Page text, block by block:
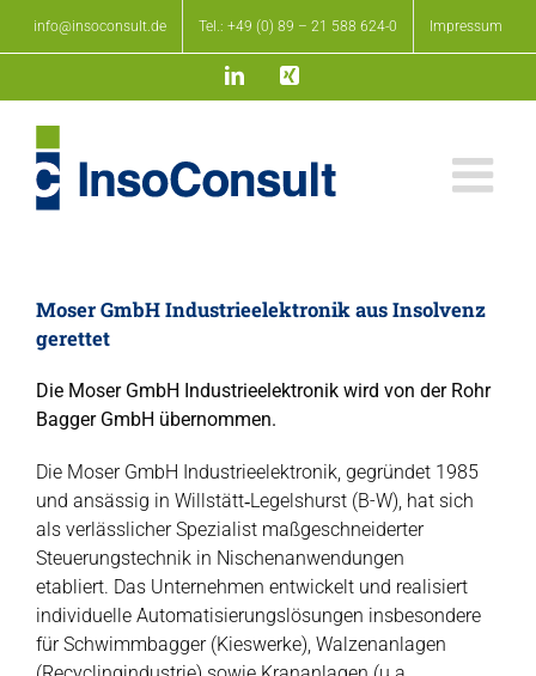
info@insoconsult.de Tel.: +49 (0) 89 – 21 588 624-0 Impressum
LinkedInXing
Moser GmbH Industrieelektronik aus Insolvenz
gerettet
Die Moser GmbH Industrieelektronik wird von der Rohr
Bagger GmbH übernommen.
Die Moser GmbH Industrieelektronik, gegründet 1985
und ansässig in Willstätt‑Legelshurst (B-W), hat sich
als verlässlicher Spezialist maßgeschneiderter
Steuerungstechnik in Nischenanwendungen
etabliert. Das Unternehmen entwickelt und realisiert
individuelle Automatisierungslösungen insbesondere
für Schwimmbagger (Kieswerke), Walzenanlagen